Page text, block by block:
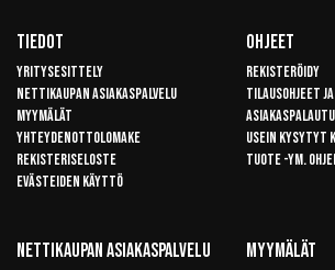
Tiedot
Yritysesittely
Nettikaupan asiakaspalvelu
Myymälät
Yhteydenottolomake
Rekisteriseloste
Evästeiden käyttö
Ohjeet
Rekisteröidy
Tilausohjeet
Usein kysytyt
Tuote -ym.
Nettikaupan Asiakaspalvelu Myymälät